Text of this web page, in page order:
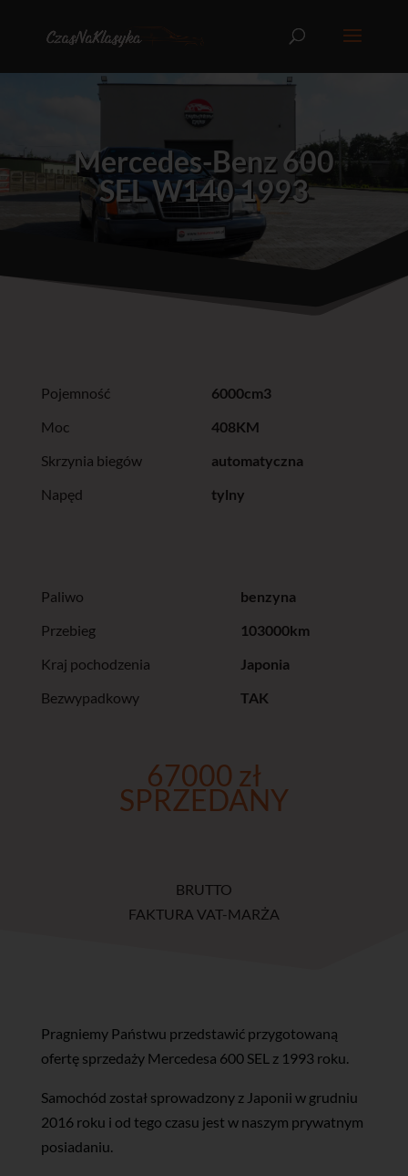
Mercedes-Benz 600
SEL W140 1993
Pojemność
6000cm3
Moc
408KM
Skrzynia biegów
automatyczna
Napęd
tylny
Paliwo
benzyna
Przebieg
103000km
Kraj pochodzenia
Japonia
Bezwypadkowy
TAK
67000 zł
SPRZEDANY
BRUTTO
FAKTURA VAT-MARŻA
Pragniemy Państwu przedstawić przygotowaną
ofertę sprzedaży Mercedesa 600 SEL z 1993 roku.
Samochód został sprowadzony z Japonii w grudniu
2016 roku i od tego czasu jest w naszym prywatnym
posiadaniu.